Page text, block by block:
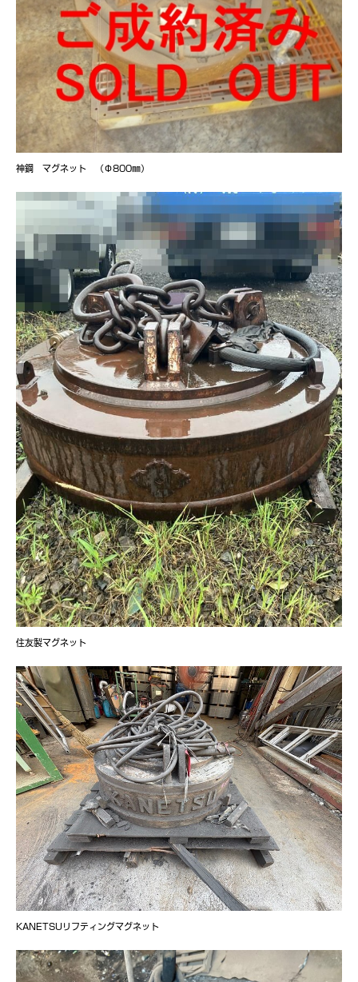
神鋼 マグネット （Φ800㎜）
住友製マグネット
KANETSUリフティングマグネット